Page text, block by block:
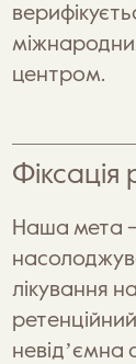
центром.
Фіксація
Наша мета
лікування
невідʼємна